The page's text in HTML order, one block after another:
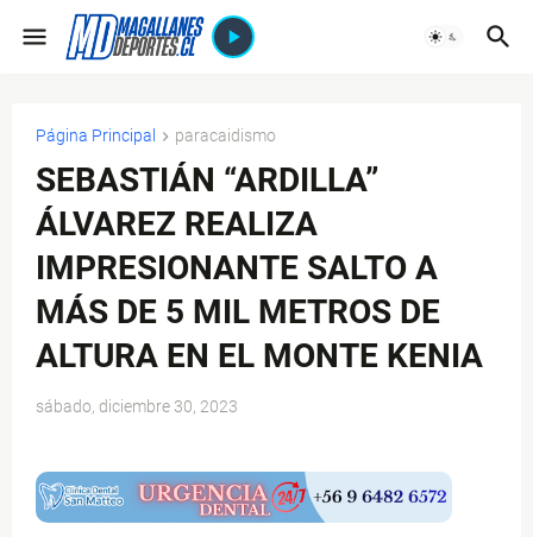
Página Principal paracaidismo
SEBASTIÁN “ARDILLA”
ÁLVAREZ REALIZA
IMPRESIONANTE SALTO A
MÁS DE 5 MIL METROS DE
ALTURA EN EL MONTE KENIA
sábado, diciembre 30, 2023